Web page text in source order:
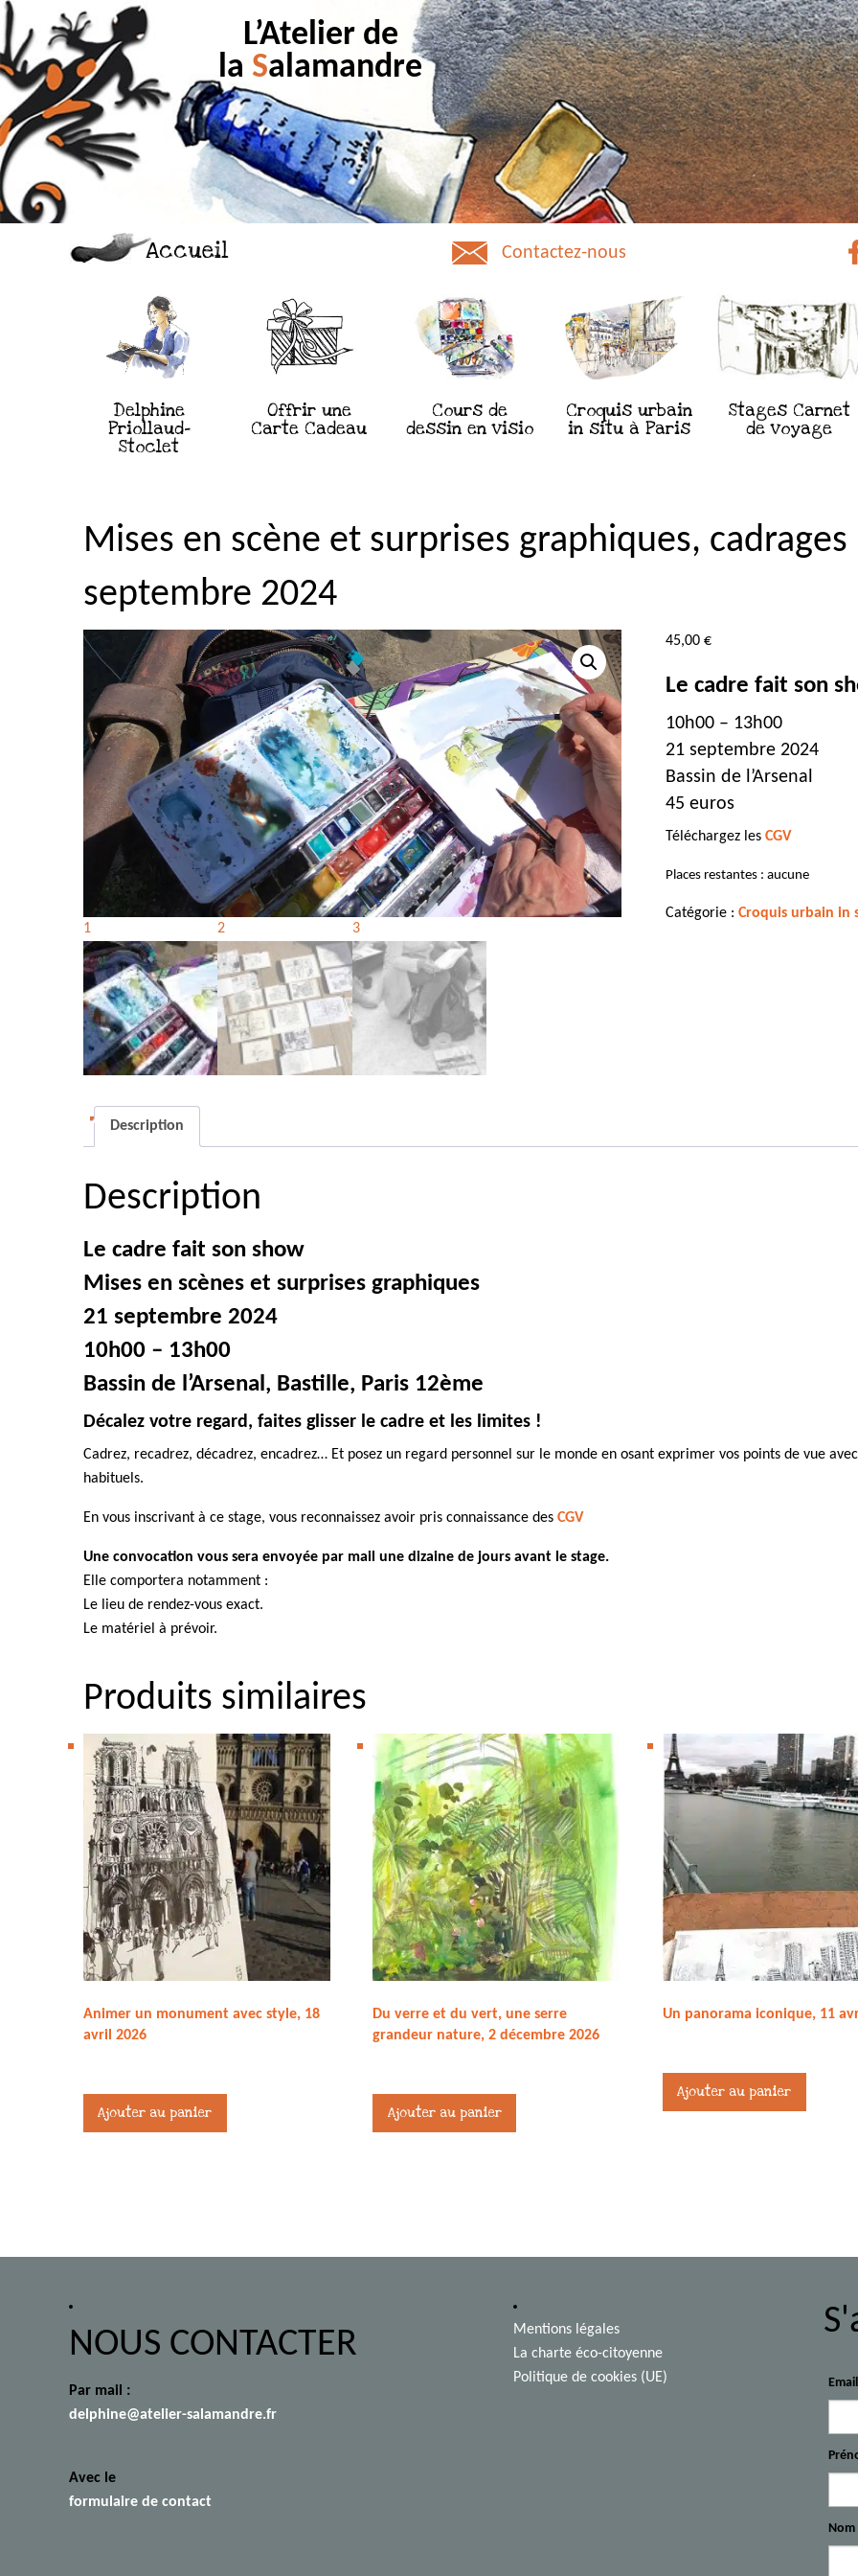
L’Atelier de
la Salamandre
Accueil Contactez-nous
Delphine
Priollaud-
Stoclet
Offrir une
Carte Cadeau
Cours de
dessin en visio
Croquis urbain
in situ à Paris
Stages Carnet
de voyage
Mises en scène et surprises graphiques,
septembre 2024
45,00€
Le cadre fait son
10h00 – 13h00
21 septembre 2024
Bassin de l’Arsenal
45 euros
Téléchargez lesCGV
Places restantes : aucune
Catégorie :Croquis urbain in
Description
Description
Le cadre fait son show
Mises en scènes et surprises graphiques
21 septembre 2024
10h00 – 13h00
Bassin de l’Arsenal, Bastille, Paris 12ème
Décalez votre regard, faites glisser le cadre et les limites !
Cadrez, recadrez, décadrez, encadrez… Et posez un regard personnel sur le monde en osant exprimer vos points de vue
habituels.
En vous inscrivant à ce stage, vous reconnaissez avoir pris connaissance des CGV
Une convocation vous sera envoyée par mail une dizaine de jours avant le stage.
Elle comportera notamment :
Le lieu de rendez-vous exact.
Le matériel à prévoir.
Produits similaires
Animer un monument avec style, 18
avril 2026
Ajouter au panier
Du verre et du vert, une serre
grandeur nature, 2 décembre 2026
Ajouter au panier
Un panorama iconique, 11
Ajouter au panier
NOUS CONTACTER
Par mail :
delphine@atelier-salamandre.fr
Avec le
formulaire de contact
Mentions légales
La charte éco-citoyenne
Politique de cookies (UE)
Nom